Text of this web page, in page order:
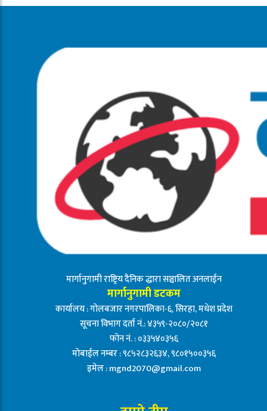
मार्गानुगामी राष्ट्रिय दैनिक द्धारा सञ्चालित अनलाईन
मार्गानुगामी डटकम
कार्यालय : गोलबजार नगरपालिका-६, सिरहा, मधेश प्रदेश
सूचना विभाग दर्ता नं.: ४३५९-२०८०/२०८१
फोन नं. : ०३३५४०३५६
मोबाईल नम्बर : ९८५२८३२६३४, ९८०१५००३५६
इमेल :mgnd2070@gmail.com